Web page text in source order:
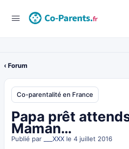
‹ Forum
Co-parentalité en France
Papa prêt
Maman…
Publié par ___XXX le 4 juillet 2016